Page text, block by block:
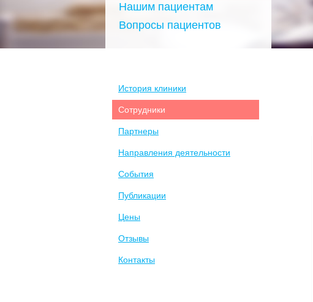
Нашим пациентам
Вопросы пациентов
История клиники
Сотрудники
Партнеры
Направления деятельности
События
Публикации
Цены
Отзывы
Контакты